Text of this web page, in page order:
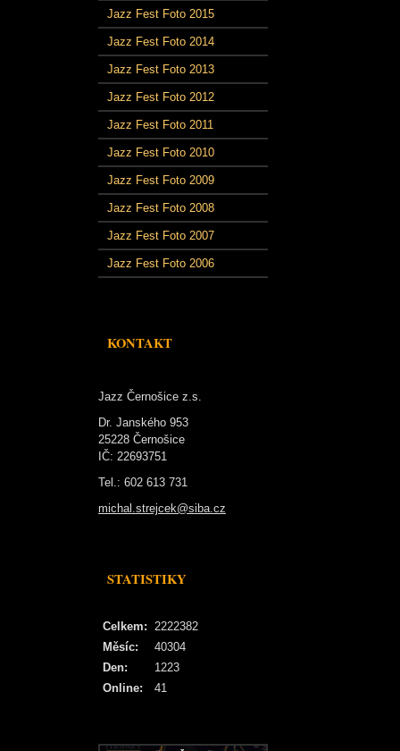
Jazz Fest Foto 2015
Jazz Fest Foto 2014
Jazz Fest Foto 2013
Jazz Fest Foto 2012
Jazz Fest Foto 2011
Jazz Fest Foto 2010
Jazz Fest Foto 2009
Jazz Fest Foto 2008
Jazz Fest Foto 2007
Jazz Fest Foto 2006
KONTAKT
Jazz Černošice z.s.
Dr. Janského 953
25228 Černošice
IČ: 22693751
Tel.: 602 613 731
michal.strejcek@siba.cz
STATISTIKY
Online: 41
Celkem: 2222382
Měsíc:
40304
Den:
1223